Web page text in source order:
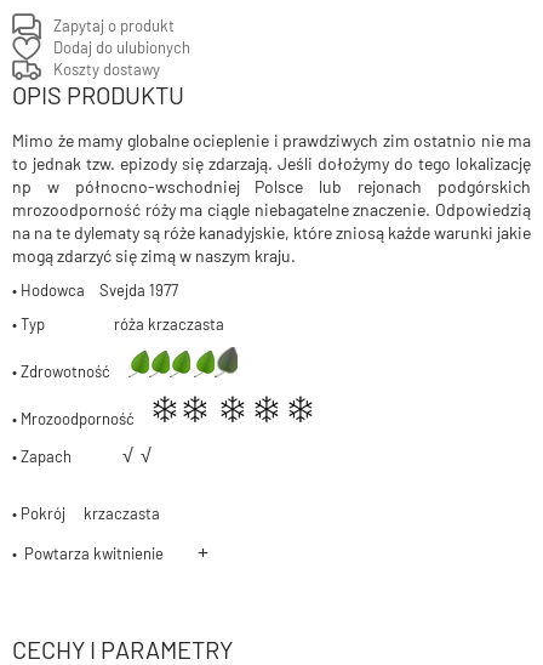
Zapytaj o produkt
Dodaj do ulubionych
Koszty dostawy
OPIS PRODUKTU
Mimo że mamy globalne ocieplenie i prawdziwych zim ostatnio nie ma
to jednak tzw. epizody się zdarzają. Jeśli dołożymy do tego lokalizację
np w północno-wschodniej Polsce lub rejonach podgórskich
mrozoodporność róży ma ciągle niebagatelne znaczenie. Odpowiedzią
na na te dylematy są róże kanadyjskie, które zniosą każde warunki jakie
mogą zdarzyć się zimą w naszym kraju.
• Hodowca Svejda 1977
• Typ róża krzaczasta
• Zdrowotność
• Mrozoodporność
• Zapach √ √
• Pokrój krzaczasta
• Powtarza kwitnienie +
CECHY I PARAMETRY